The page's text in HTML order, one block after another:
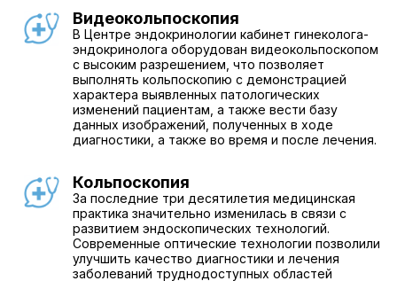
Видеокольпоскопия
В Центре эндокринологии кабинет гинеколога-
эндокринолога оборудован видеокольпоскопом
с высоким разрешением, что позволяет
выполнять кольпоскопию с демонстрацией
характера выявленных патологических
изменений пациентам, а также вести базу
данных изображений, полученных в ходе
диагностики, а также во время и после лечения.
Кольпоскопия
За последние три десятилетия медицинская
практика значительно изменилась в связи с
развитием эндоскопических технологий.
Современные оптические технологии позволили
улучшить качество диагностики и лечения
заболеваний труднодоступных областей